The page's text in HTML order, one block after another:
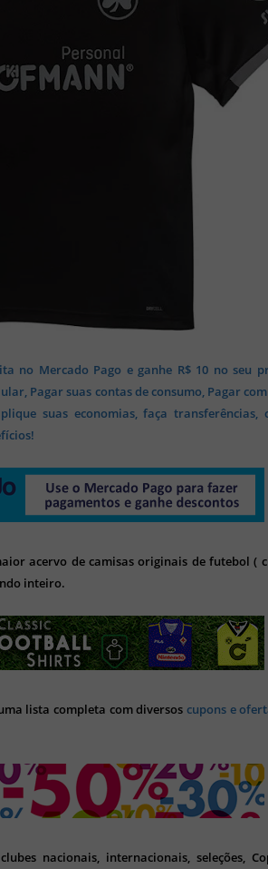
no Mercado Pago e ganhe R$ 10 no seu
Pagar suas contas de consumo, Pagar
suas economias, faça transferências,
acervo de camisas originais de futebol (
inteiro.
lista completa com diversoscupons e
nacionais, internacionais, seleções,